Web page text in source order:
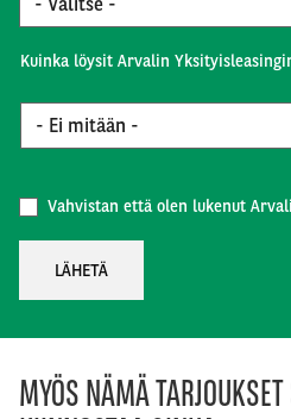
Kuinka löysit Arvalin
Kuinka
löysit
Yksityisleasingin?
Vahvistan että olen lukenut
MYÖS NÄMÄ